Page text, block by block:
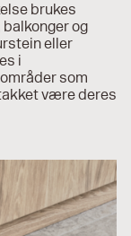
brukes
og
eller
i
som
være deres